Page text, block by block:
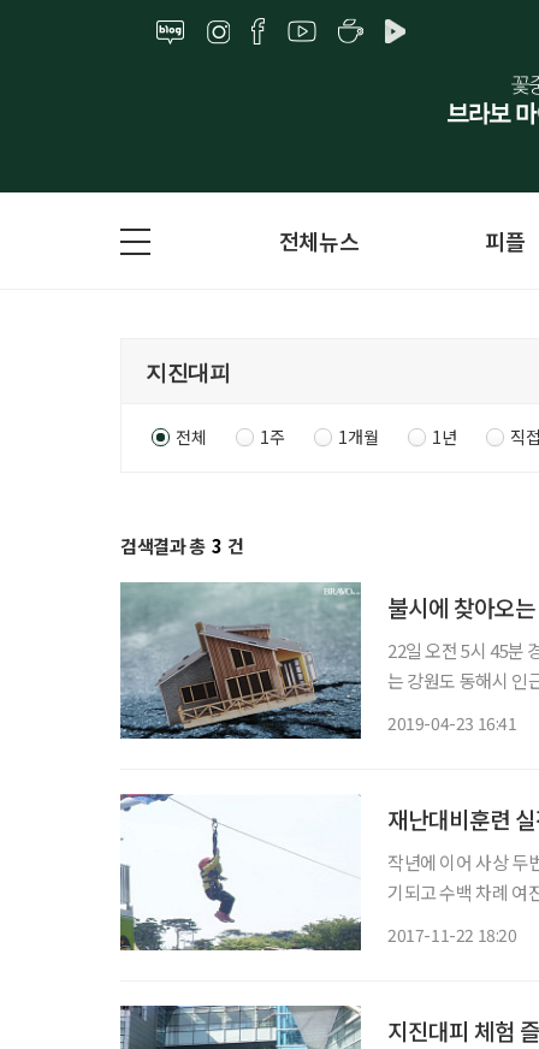
전체뉴스 피플
전체 1주 1개월 1년 직
검색결과 총 3 건
불시에 찾아오
22일 오전 5시 45분
는 강원도 동해시 인
2019-04-23 16:41
재난대비훈련
작년에 이어 사상 두
기되고 수백 차례 여
2017-11-22 18:20
지진대피 체험